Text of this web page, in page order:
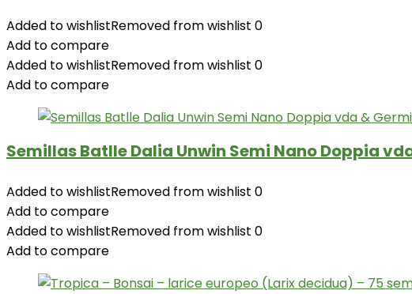
Added to wishlistRemoved from wishlist 0
Add to compare
Added to wishlistRemoved from wishlist 0
Add to compare
Semillas Batlle Dalia Unwin Semi Nano Doppia
Added to wishlistRemoved from wishlist 0
Add to compare
Added to wishlistRemoved from wishlist 0
Add to compare